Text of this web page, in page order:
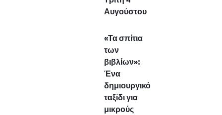
Αυγούστου
«Τα σπίτια
των
βιβλίων»:
Ένα
δημιουργικό
ταξίδι για
μικρούς